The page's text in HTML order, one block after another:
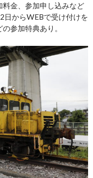
金、参加申し込みなど
日からWEBで受け付けを
参加特典あり。